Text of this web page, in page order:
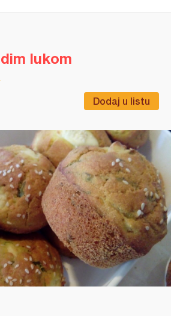
Dodaj u listu
lukom